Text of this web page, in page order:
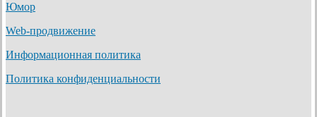
Юмор
Web-продвижение
Информационная политика
Политика конфиденциальности